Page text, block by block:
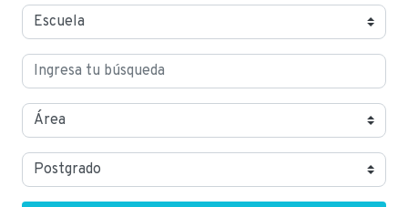
Escuelas
Buscar
Área
Postgrados